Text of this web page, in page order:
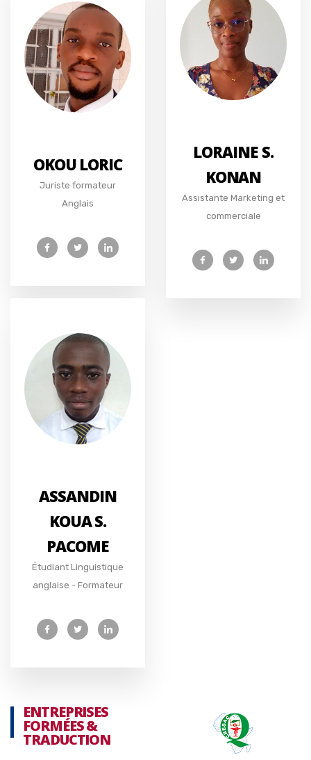
OKOU LORIC
Juriste formateur
Anglais
LORAINE S.
KONAN
Assistante Marketing et
commerciale
ASSANDIN
KOUA S.
PACOME
Étudiant Linguistique
anglaise - Formateur
ENTREPRISES
FORMÉES &
TRADUCTION